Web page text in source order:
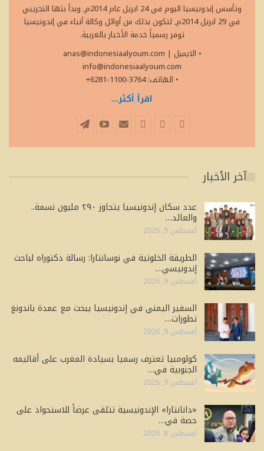
وتأسس إندونيسيا اليوم في 24 ابريل عام 2014م, وبدأ بثها التجريبي
في 29 ابريل 2014م, لتكون بذلك من أوائل وكالة أنباء في إندونيسيا
توفر رسمياً خدمة الأخبار بالعربية.
• الايميل
anas@indonesiaalyoum.com |
info@indonesiaalyoum.com
• الهاتف: 3764-1100-6281+
اقرأ أكثر...
آخر الأخبار
عدد سكان إندونيسيا يتجاوز ٢٩٠ مليون نسمة..
والعائد…
أغسطس 9, 2026
الطريقة الخلوتية في نوسانتارا: رسالة دكتوراه لباحث
إندونيسي…
أغسطس 9, 2026
السفير اليمني في إندونيسيا يبحث مع عمدة باندونغ
تطورات…
أغسطس 9, 2026
كولومبيا تعترف رسميا بسيادة المغرب على أقاليمه
الجنوبية في…
أغسطس 9, 2026
«دانانتارا» الإندونيسية تتلقى عرضاً للاستحواذ على
حصة في…
أغسطس 8, 2026